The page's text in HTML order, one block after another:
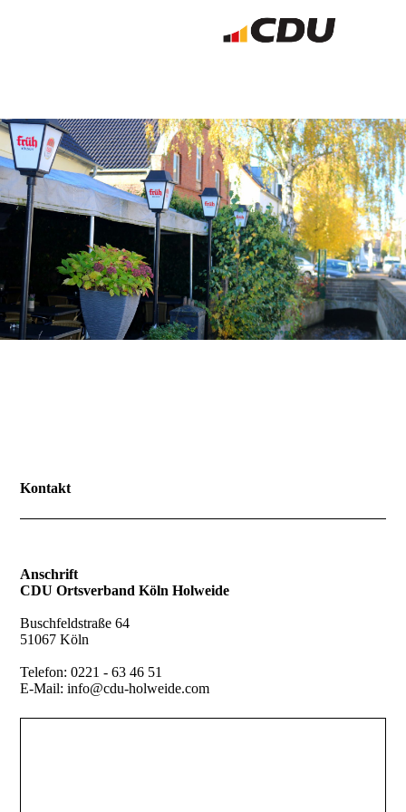
Kontakt
Anschrift
CDU Ortsverband Köln Holweide
Buschfeldstraße 64
51067 Köln
Telefon: 0221 - 63 46 51
E-Mail: info@cdu-holweide.com